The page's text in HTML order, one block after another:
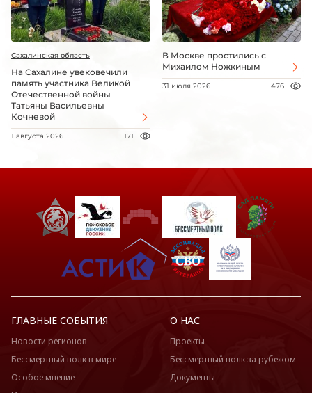
Сахалинская область
На Сахалине увековечили
память участника Великой
Отечественной войны
Татьяны Васильевны
Кочневой
1 августа 2026 171
В Москве простились с
Михаилом Ножкиным
31 июля 2026 476
ГЛАВНЫЕ СОБЫТИЯ
Новости регионов
Бессмертный полк в мире
Особое мнение
О НАС
Проекты
Бессмертный полк за рубежом
Документы